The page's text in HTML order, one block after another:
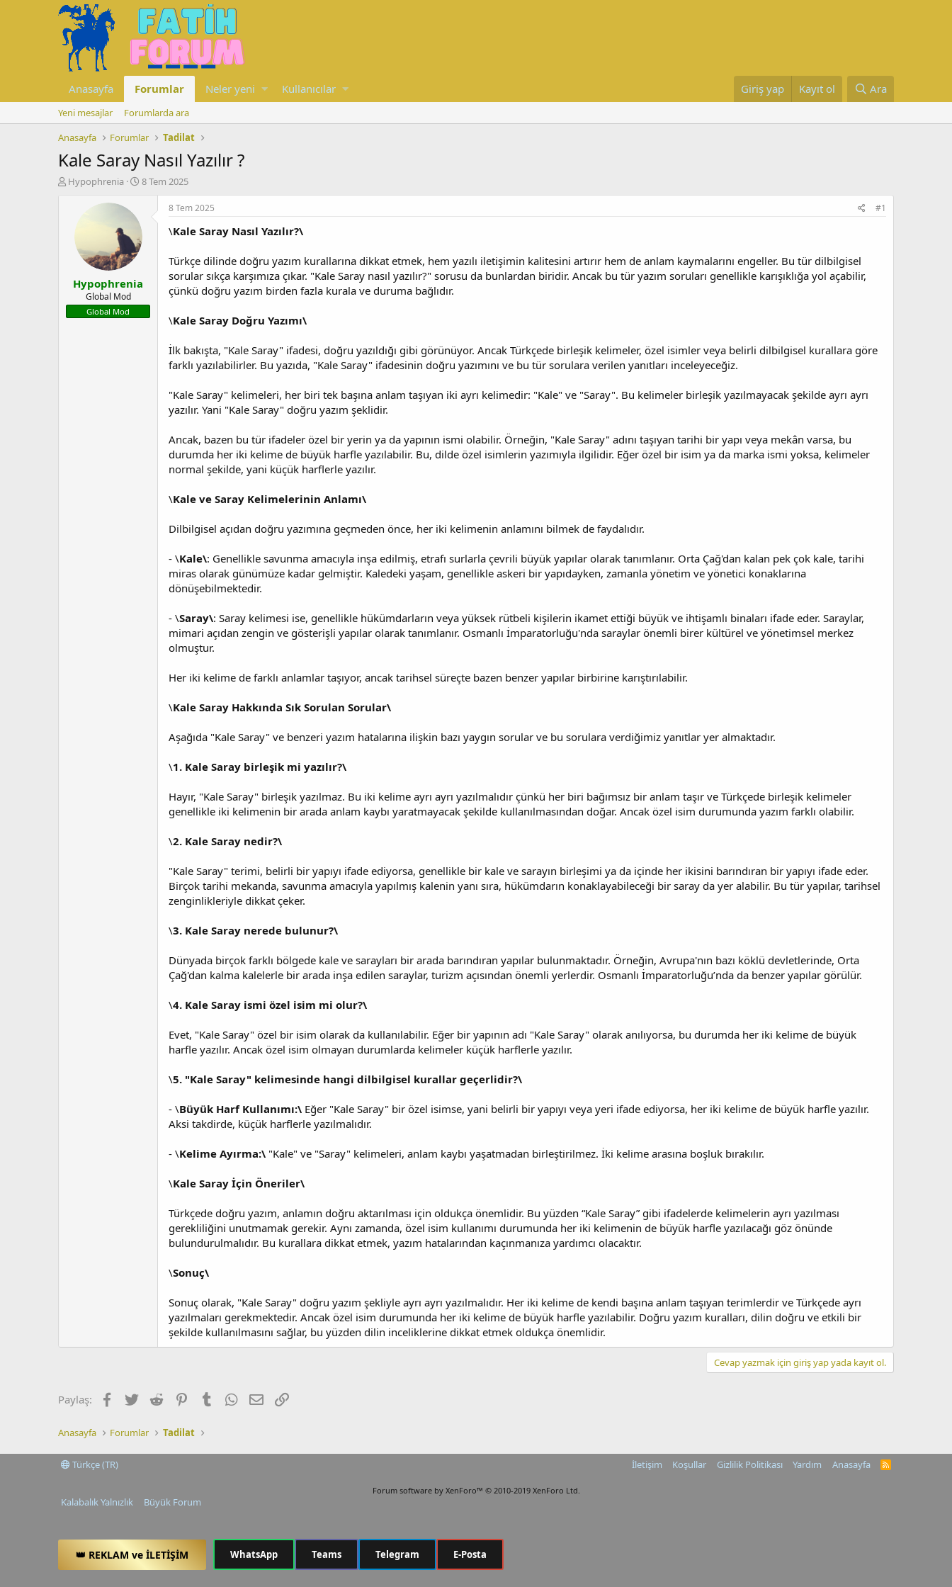
Anasayfa Forumlar Neler yeni Kullanıcılar Giriş yap Kayıt ol Ara
Yeni mesajlar
Forumlarda ara
Anasayfa
Forumlar Tadilat
Kale Saray Nasıl Yazılır ?
K
a
t
Hypophrenia
B
a
n
ç
a
r
8 Tem 2025
Hypophrenia
Global Mod
Global Mod
8 Tem 2025 #1
\Kale Saray Nasıl Yazılır?\
Türkçe dilinde doğru yazım kurallarına dikkat etmek, hem yazılı iletişimin kalitesini artırır hem de anlam kaymalarını engeller. Bu tür dilbilgisel
sorular sıkça karşımıza çıkar. "Kale Saray nasıl yazılır?" sorusu da bunlardan biridir. Ancak bu tür yazım soruları genellikle karışıklığa yol açabilir,
çünkü doğru yazım birden fazla kurala ve duruma bağlıdır.
\Kale Saray Doğru Yazımı\
İlk bakışta, "Kale Saray" ifadesi, doğru yazıldığı gibi görünüyor. Ancak Türkçede birleşik kelimeler, özel isimler veya belirli dilbilgisel kurallara göre
farklı yazılabilirler. Bu yazıda, "Kale Saray" ifadesinin doğru yazımını ve bu tür sorulara verilen yanıtları inceleyeceğiz.
"Kale Saray" kelimeleri, her biri tek başına anlam taşıyan iki ayrı kelimedir: "Kale" ve "Saray". Bu kelimeler birleşik yazılmayacak şekilde ayrı ayrı
yazılır. Yani "Kale Saray" doğru yazım şeklidir.
Ancak, bazen bu tür ifadeler özel bir yerin ya da yapının ismi olabilir. Örneğin, "Kale Saray" adını taşıyan tarihi bir yapı veya mekân varsa, bu
durumda her iki kelime de büyük harfle yazılabilir. Bu, dilde özel isimlerin yazımıyla ilgilidir. Eğer özel bir isim ya da marka ismi yoksa, kelimeler
normal şekilde, yani küçük harflerle yazılır.
\Kale ve Saray Kelimelerinin Anlamı\
Dilbilgisel açıdan doğru yazımına geçmeden önce, her iki kelimenin anlamını bilmek de faydalıdır.
- \Kale\: Genellikle savunma amacıyla inşa edilmiş, etrafı surlarla çevrili büyük yapılar olarak tanımlanır. Orta Çağ'dan kalan pek çok kale, tarihi
miras olarak günümüze kadar gelmiştir. Kaledeki yaşam, genellikle askeri bir yapıdayken, zamanla yönetim ve yönetici konaklarına
dönüşebilmektedir.
- \Saray\: Saray kelimesi ise, genellikle hükümdarların veya yüksek rütbeli kişilerin ikamet ettiği büyük ve ihtişamlı binaları ifade eder. Saraylar,
mimari açıdan zengin ve gösterişli yapılar olarak tanımlanır. Osmanlı İmparatorluğu'nda saraylar önemli birer kültürel ve yönetimsel merkez
olmuştur.
Her iki kelime de farklı anlamlar taşıyor, ancak tarihsel süreçte bazen benzer yapılar birbirine karıştırılabilir.
\Kale Saray Hakkında Sık Sorulan Sorular\
Aşağıda "Kale Saray" ve benzeri yazım hatalarına ilişkin bazı yaygın sorular ve bu sorulara verdiğimiz yanıtlar yer almaktadır.
\1. Kale Saray birleşik mi yazılır?\
Hayır, "Kale Saray" birleşik yazılmaz. Bu iki kelime ayrı ayrı yazılmalıdır çünkü her biri bağımsız bir anlam taşır ve Türkçede birleşik kelimeler
genellikle iki kelimenin bir arada anlam kaybı yaratmayacak şekilde kullanılmasından doğar. Ancak özel isim durumunda yazım farklı olabilir.
\2. Kale Saray nedir?\
"Kale Saray" terimi, belirli bir yapıyı ifade ediyorsa, genellikle bir kale ve sarayın birleşimi ya da içinde her ikisini barındıran bir yapıyı ifade eder.
Birçok tarihi mekanda, savunma amacıyla yapılmış kalenin yanı sıra, hükümdarın konaklayabileceği bir saray da yer alabilir. Bu tür yapılar, tarihsel
zenginlikleriyle dikkat çeker.
\3. Kale Saray nerede bulunur?\
Dünyada birçok farklı bölgede kale ve sarayları bir arada barındıran yapılar bulunmaktadır. Örneğin, Avrupa'nın bazı köklü devletlerinde, Orta
Çağ'dan kalma kalelerle bir arada inşa edilen saraylar, turizm açısından önemli yerlerdir. Osmanlı İmparatorluğu’nda da benzer yapılar görülür.
\4. Kale Saray ismi özel isim mi olur?\
Evet, "Kale Saray" özel bir isim olarak da kullanılabilir. Eğer bir yapının adı "Kale Saray" olarak anılıyorsa, bu durumda her iki kelime de büyük
harfle yazılır. Ancak özel isim olmayan durumlarda kelimeler küçük harflerle yazılır.
\5. "Kale Saray" kelimesinde hangi dilbilgisel kurallar geçerlidir?\
- \Büyük Harf Kullanımı:\ Eğer "Kale Saray" bir özel isimse, yani belirli bir yapıyı veya yeri ifade ediyorsa, her iki kelime de büyük harfle yazılır.
Aksi takdirde, küçük harflerle yazılmalıdır.
- \Kelime Ayırma:\ "Kale" ve "Saray" kelimeleri, anlam kaybı yaşatmadan birleştirilmez. İki kelime arasına boşluk bırakılır.
\Kale Saray İçin Öneriler\
Türkçede doğru yazım, anlamın doğru aktarılması için oldukça önemlidir. Bu yüzden “Kale Saray” gibi ifadelerde kelimelerin ayrı yazılması
gerekliliğini unutmamak gerekir. Aynı zamanda, özel isim kullanımı durumunda her iki kelimenin de büyük harfle yazılacağı göz önünde
bulundurulmalıdır. Bu kurallara dikkat etmek, yazım hatalarından kaçınmanıza yardımcı olacaktır.
\Sonuç\
Sonuç olarak, "Kale Saray" doğru yazım şekliyle ayrı ayrı yazılmalıdır. Her iki kelime de kendi başına anlam taşıyan terimlerdir ve Türkçede ayrı
yazılmaları gerekmektedir. Ancak özel isim durumunda her iki kelime de büyük harfle yazılabilir. Doğru yazım kuralları, dilin doğru ve etkili bir
şekilde kullanılmasını sağlar, bu yüzden dilin inceliklerine dikkat etmek oldukça önemlidir.
Cevap yazmak için giriş yap yada kayıt ol.
Paylaş: Facebook
TwitterReddit PinterestTumblrWhatsApp
E-postaLink
Anasayfa Forumlar Tadilat
Türkçe (TR) İletişim Koşullar Gizlilik Politikası Yardım Anasayfa
R
Forum software by XenForo™ © 2010-2019 XenForo Ltd.
Kalabalık Yalnızlık Büyük Forum
👑 REKLAM ve İLETİŞİM WhatsApp Teams Telegram E-Posta